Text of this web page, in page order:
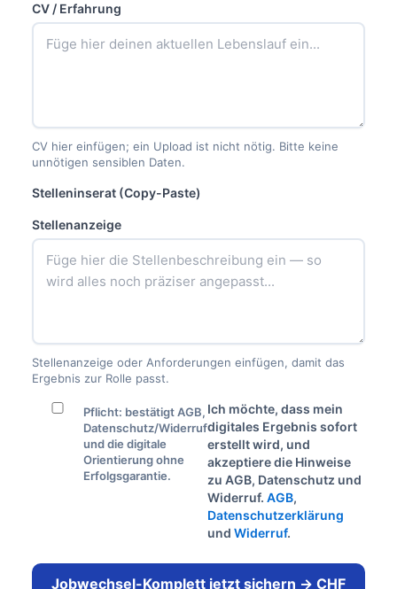
CV / Erfahrung
CV hier einfügen; ein Upload ist nicht nötig. Bitte keine
unnötigen sensiblen Daten.
Stelleninserat (Copy-Paste)
Stellenanzeige
Stellenanzeige oder Anforderungen einfügen, damit das
Ergebnis zur Rolle passt.
Pflicht: bestätigt AGB,
Datenschutz/Widerruf
und die digitale
Orientierung ohne
Erfolgsgarantie.
Ich möchte, dass mein
digitales Ergebnis sofort
erstellt wird, und
akzeptiere die Hinweise
zu AGB, Datenschutz und
Widerruf.AGB,
Datenschutzerklärung
undWiderruf.
Jobwechsel-Komplett jetzt sichern → CHF